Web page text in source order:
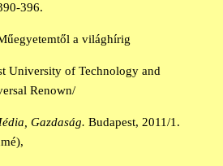
396.
a világhírig
University of Technology and
Renown/
Gazdaság. Budapest, 2011/1.